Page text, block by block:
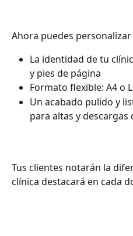
Ahora puedes personalizar
La identidad de tu
y pies de página
Formato flexible: A4 o
Un acabado pulido y
para altas y descargas
Tus clientes notarán la
clínica destacará en cada